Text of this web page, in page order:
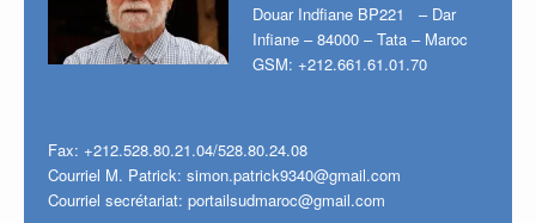
Douar Indfiane BP221 – Dar
Infiane – 84000 – Tata – Maroc
GSM: +212.661.61.01.70
Fax: +212.528.80.21.04/528.80.24.08
Courriel M. Patrick: simon.patrick9340@gmail.com
Courriel secrétariat: portailsudmaroc@gmail.com